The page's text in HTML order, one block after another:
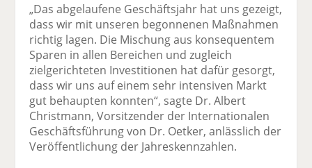
„Das abgelaufene Geschäftsjahr hat uns gezeigt,
dass wir mit unseren begonnenen Maßnahmen
richtig lagen. Die Mischung aus konsequentem
Sparen in allen Bereichen und zugleich
zielgerichteten Investitionen hat dafür gesorgt,
dass wir uns auf einem sehr intensiven Markt
gut behaupten konnten“, sagte Dr. Albert
Christmann, Vorsitzender der Internationalen
Geschäftsführung von Dr. Oetker, anlässlich der
Veröffentlichung der Jahreskennzahlen.